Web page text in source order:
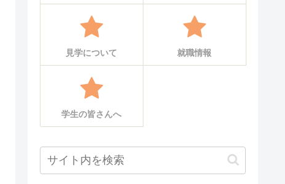
見学について 就職情報
学生の皆さんへ